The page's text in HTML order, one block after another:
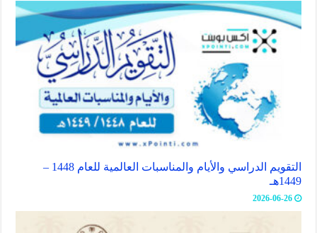
التقويم الدراسي والأيام والمناسبات العالمية للعام 1448 –
1449هـ
2026-06-26